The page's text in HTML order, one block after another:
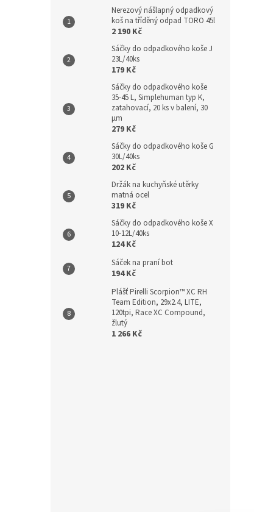
Nerezový nášlapný odpadkový
koš na tříděný odpad TORO 45l
2 190 Kč
Sáčky do odpadkového koše J
23L/40ks
179 Kč
Sáčky do odpadkového koše
35-45 L, Simplehuman typ K,
zatahovací, 20 ks v balení, 30
µm
279 Kč
Sáčky do odpadkového koše G
30L/40ks
202 Kč
Držák na kuchyňské utěrky
matná ocel
319 Kč
Sáčky do odpadkového koše X
10-12L/40ks
124 Kč
Sáček na praní bot
194 Kč
Plášť Pirelli Scorpion™ XC RH
Team Edition, 29x2.4, LITE,
120tpi, Race XC Compound,
žlutý
1 266 Kč